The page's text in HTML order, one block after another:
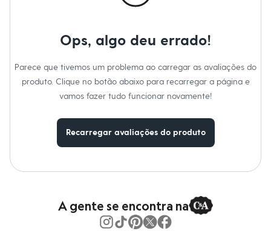
Bermudas
Camisas
Calças
Camisetas e Regatas
Bolsas e Mochilas
Chapéus e Bonés
Cintos
Ops, algo deu errado!
Parece que tivemos um problema ao carregar as avaliações do
produto. Clique no botão abaixo para recarregar a página e
vamos fazer tudo funcionar novamente!
Recarregar avaliações do produto
A gente se encontra na